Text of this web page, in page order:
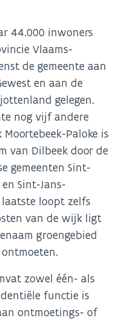
44.000 inwoners
Vlaams-
de gemeente aan
en aan de
gelegen.
nog vijf andere
Paloke is
van Dilbeek door de
gemeenten Sint-
Sint-Jans-
laatste loopt zelfs
van de wijk ligt
groengebied
zowel één- als
functie is
ontmoetings- of